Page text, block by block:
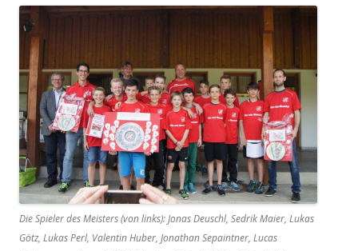
Die Spieler des Meisters (von links): Jonas Deuschl, Sedrik Maier, Lukas
Götz, Lukas Perl, Valentin Huber, Jonathan Sepaintner, Lucas